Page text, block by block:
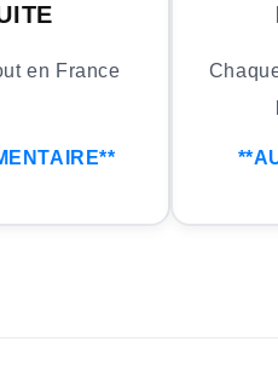
en France